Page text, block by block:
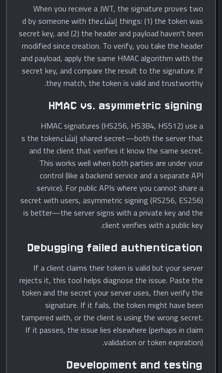
When you receive a JWT, the signature proves two
things: (1) the token was إنشاءd by someone with the
secret key, and (2) the header and payload haven't been
modified since creation. To verify, you take the header
and payload, apply the same HMAC algorithm with the
secret key, and compare the result to the signature. If
they match, the token is valid and trustworthy.
HMAC vs. asymmetric signing
HMAC signatures (HS256, HS384, HS512) use a
shared secret—both the server that إنشاءs the token
and the client that verifies it know the same secret.
This works well when both parties are under your
control (like a backend service and a separate API
service). For public APIs where you cannot share a
secret with users, asymmetric signing (RS256, ES256)
is better—the server signs with a private key and the
client verifies with a public key.
Debugging failed authentication
If a client claims their token is valid but your server
rejects it, this tool helps diagnose the issue. Paste the
token and the secret your server uses, then verify the
signature. If it fails, the token might have been
tampered with, or the client is using the wrong secret.
If it passes, the issue lies elsewhere (perhaps in claim
validation or token expiration).
Development and testing